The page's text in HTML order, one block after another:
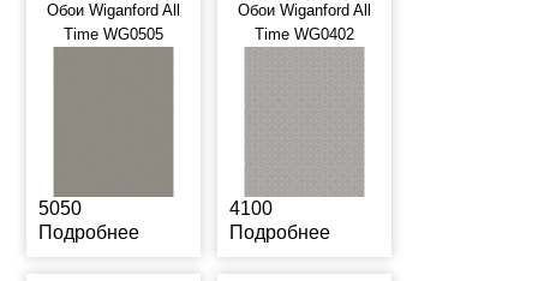
Обои Wiganford All
Time WG0505
5050
Подробнее
Обои Wiganford All
Time WG0402
4100
Подробнее